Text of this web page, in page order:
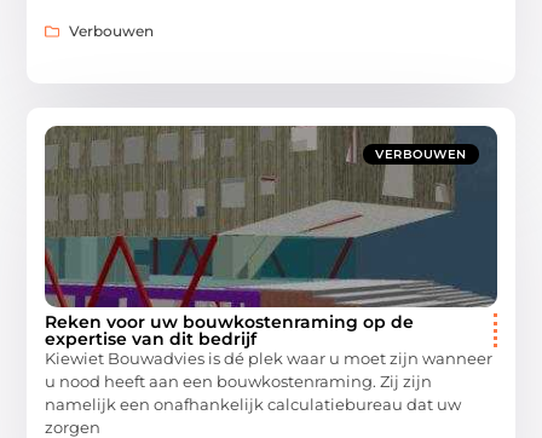
Verbouwen
VERBOUWEN
Reken voor uw bouwkostenraming op de
expertise van dit bedrijf
Kiewiet Bouwadvies is dé plek waar u moet zijn wanneer
u nood heeft aan een bouwkostenraming. Zij zijn
namelijk een onafhankelijk calculatiebureau dat uw
zorgen